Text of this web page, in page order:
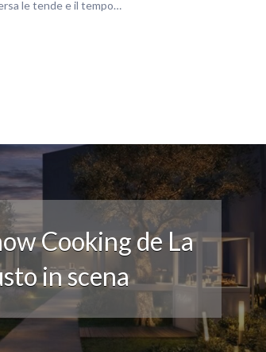
le tende e il tempo…
Cooking de La
in scena